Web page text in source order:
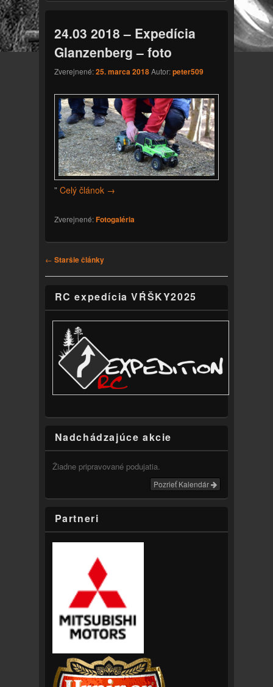
24.03 2018 – Expedícia
Glanzenberg – foto
Zverejnené:25. marca 2018Autor:peter509
” Celý článok →
Zverejnené:Fotogaléria
Navigácia v príspevku
← Staršie články
RC expedícia VŔŠKY2025
Nadchádzajúce akcie
Žiadne pripravované podujatia.
Pozrieť Kalendár
Partneri